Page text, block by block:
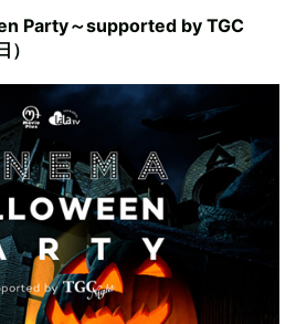
Party～supported by TGC